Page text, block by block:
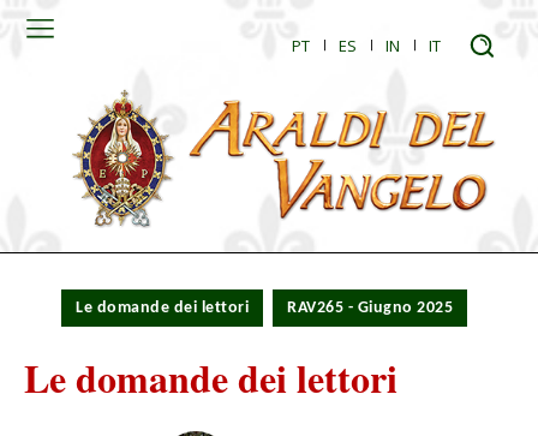
PT ES IN IT
Le domande dei lettori RAV265 - Giugno 2025
Le domande dei lettori